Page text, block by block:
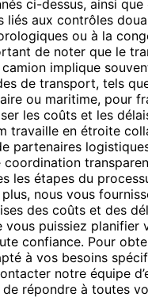
ci-dessus, ainsi que
liés aux contrôles
ou à la
de noter que le
implique
de transport, tels
ou maritime, pour
les coûts et les
travaille en étroite
partenaires
coordination
les étapes du
nous vous
des coûts et des
vous puissiez planifier
confiance. Pour
à vos besoins
notre équipe
répondre à toutes